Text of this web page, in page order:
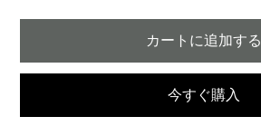
カートに追加する
今すぐ購入